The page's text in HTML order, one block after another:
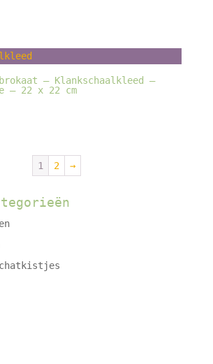
– Klankschaalkleed –
– 22 x 22 cm
1 2 →